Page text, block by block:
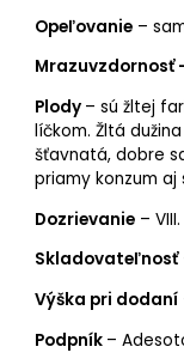
Opeľovanie –
Mrazuvzdornosť
Plody – sú žltej
líčkom. Žltá
šťavnatá, dobre
priamy konzum aj
Dozrievanie – VIII.
Skladovateľnosť
Výška pri dodaní
Podpník –